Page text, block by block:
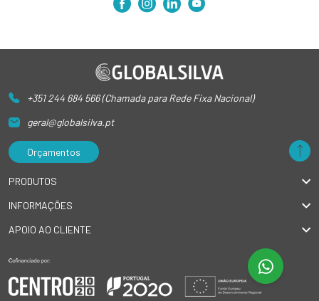
+351 244 684 566 (Chamada para Rede Fixa Nacional)
geral@globalsilva.pt
Orçamentos
PRODUTOS
INFORMAÇÕES
APOIO AO CLIENTE